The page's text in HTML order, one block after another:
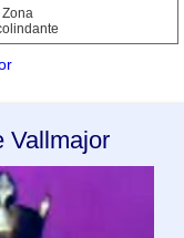
Zona
Vallmajor